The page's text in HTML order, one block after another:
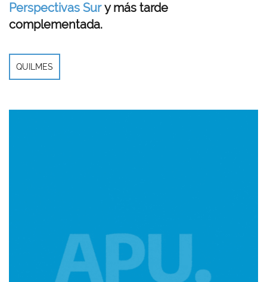
Perspectivas Sury más tarde
complementada.
QUILMES